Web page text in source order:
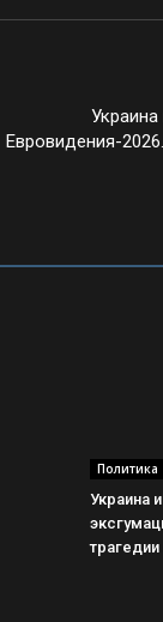
Евровидения-
Политика
Украина